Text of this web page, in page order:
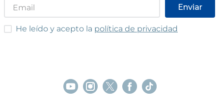
Enviar
He leído y acepto las condiciones
He leído y acepto la política de privacidad